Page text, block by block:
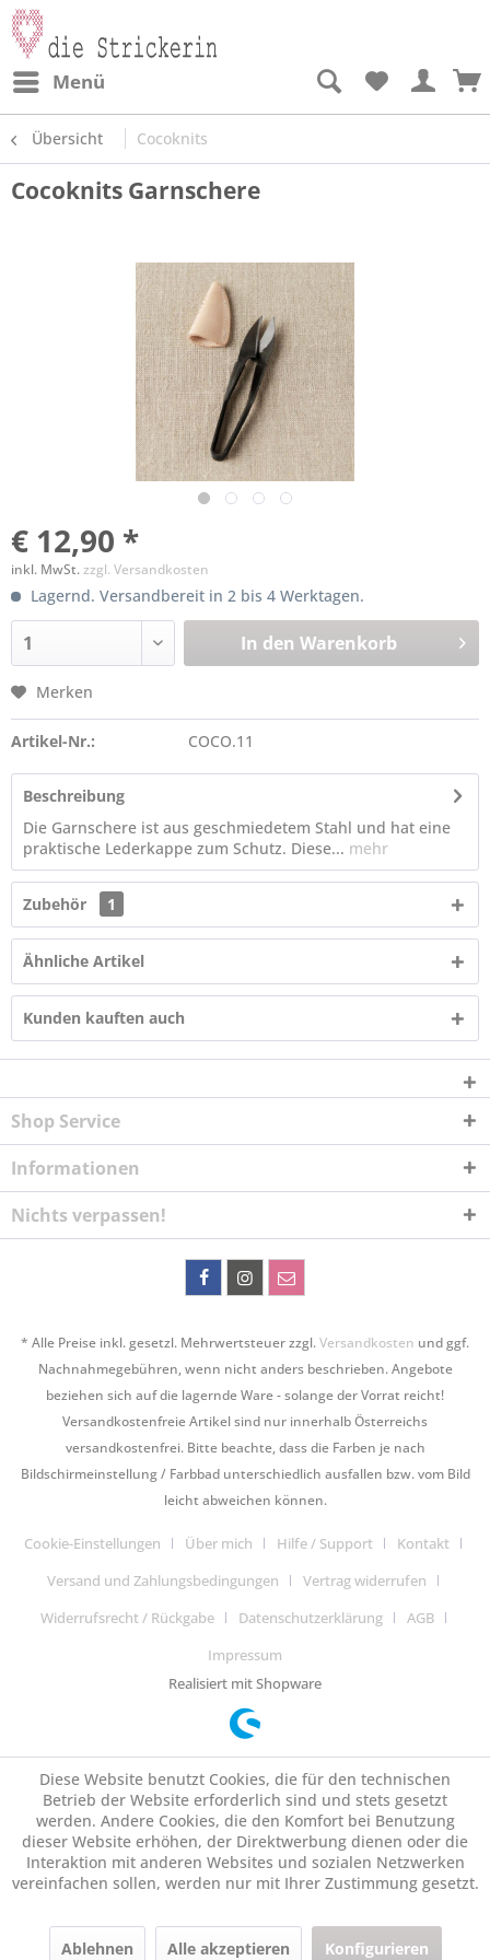
Menü
Übersicht Cocoknits
Cocoknits Garnschere
€ 12,90 *
inkl. MwSt.zzgl. Versandkosten
Lagernd. Versandbereit in 2 bis 4 Werktagen.
In den Warenkorb
Merken
Artikel-Nr.: COCO.11
Beschreibung
Die Garnschere ist aus geschmiedetem Stahl und hat eine
praktische Lederkappe zum Schutz. Diese... mehr
Zubehör 1
Ähnliche Artikel
Kunden kauften auch
Shop Service
Informationen
Nichts verpassen!
* Alle Preise inkl. gesetzl. Mehrwertsteuer zzgl.Versandkosten und ggf.
Nachnahmegebühren, wenn nicht anders beschrieben. Angebote
beziehen sich auf die lagernde Ware - solange der Vorrat reicht!
Versandkostenfreie Artikel sind nur innerhalb Österreichs
versandkostenfrei. Bitte beachte, dass die Farben je nach
Bildschirmeinstellung / Farbbad unterschiedlich ausfallen bzw. vom Bild
leicht abweichen können.
Cookie-Einstellungen Über mich Hilfe / Support
Kontakt
Versand und Zahlungsbedingungen
Vertrag widerrufen
Widerrufsrecht / Rückgabe
Datenschutzerklärung
AGB
Impressum
Realisiert mit Shopware
Diese Website benutzt Cookies, die für den technischen
Betrieb der Website erforderlich sind und stets gesetzt
werden. Andere Cookies, die den Komfort bei Benutzung
dieser Website erhöhen, der Direktwerbung dienen oder die
Interaktion mit anderen Websites und sozialen Netzwerken
vereinfachen sollen, werden nur mit Ihrer Zustimmung gesetzt.
Ablehnen Alle akzeptieren Konfigurieren